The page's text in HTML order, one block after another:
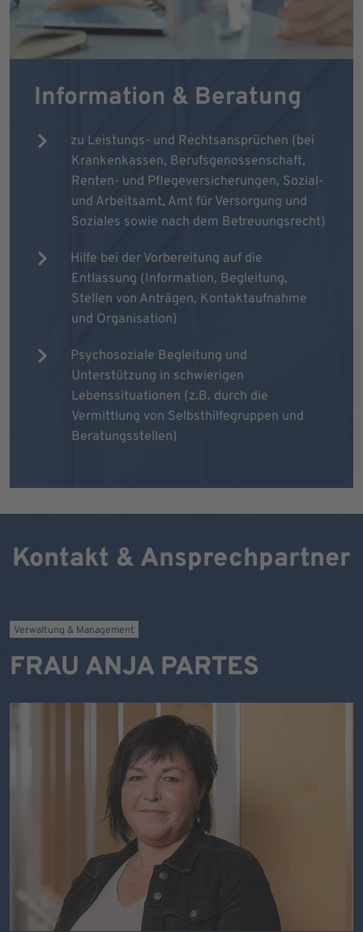
Information & Beratung
zu Leistungs- und Rechtsansprüchen (bei
Krankenkassen, Berufsgenossenschaft,
Renten- und Pflegeversicherungen, Sozial-
und Arbeitsamt, Amt für Versorgung und
Soziales sowie nach dem Betreuungsrecht)
Hilfe bei der Vorbereitung auf die
Entlassung (Information, Begleitung,
Stellen von Anträgen, Kontaktaufnahme
und Organisation)
Psychosoziale Begleitung und
Unterstützung in schwierigen
Lebenssituationen (z.B. durch die
Vermittlung von Selbsthilfegruppen und
Beratungsstellen)
Kontakt & Ansprechpartner
Verwaltung & Management
FRAU ANJA PARTES